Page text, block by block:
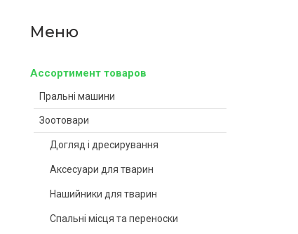
Ассортимент товаров
Пральні машини
Зоотовари
Догляд і дресирування
Аксесуари для тварин
Нашийники для тварин
Спальні місця та переноски